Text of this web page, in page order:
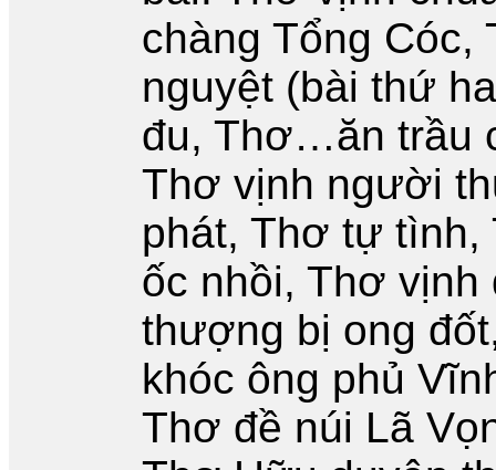
chàng Tổng Cóc,
nguyệt (bài thứ
đu, Thơ…ăn trầu
Thơ vịnh người
phát, Thơ tự tình,
ốc nhồi, Thơ vịnh
thượng bị ong
khóc ông phủ
Thơ đề núi Lã